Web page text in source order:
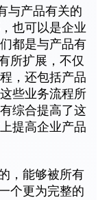
与产品有关的
也可以是企业
都是与产品有
所扩展，不仅
，还包括产品
些业务流程所
综合提高了这
提高企业产品
，能够被所有
个更为完整的